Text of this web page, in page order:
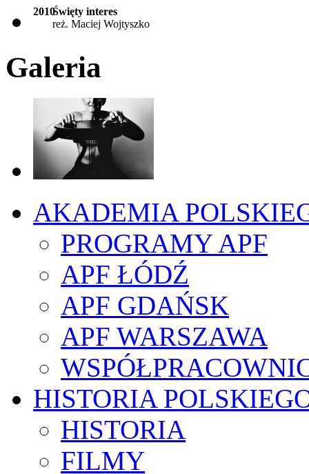
2010Święty interes
reż. Maciej Wojtyszko
Galeria
AKADEMIA
PROGRAMY APF
APF ŁÓDŹ
APF GDAŃSK
APF WARSZAWA
HISTORIA
HISTORIA
FILMY